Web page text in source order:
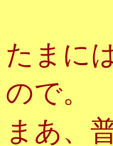
たまに
ので。
まあ、